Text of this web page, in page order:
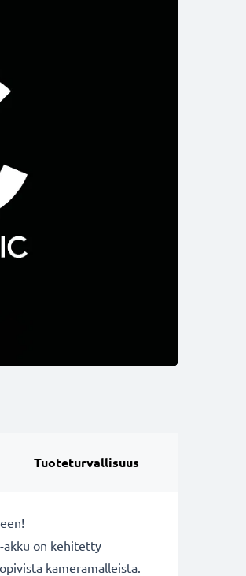
Tuoteturvallisuus
akku on kehitetty
kameramalleista.